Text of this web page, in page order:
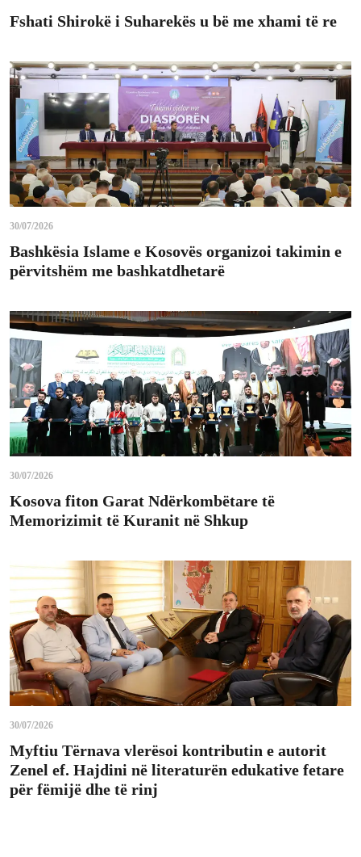
Fshati Shirokë i Suharekës u bë me xhami të re
30/07/2026
Bashkësia Islame e Kosovës organizoi takimin e
përvitshëm me bashkatdhetarë
30/07/2026
Kosova fiton Garat Ndërkombëtare të
Memorizimit të Kuranit në Shkup
30/07/2026
Myftiu Tërnava vlerësoi kontributin e autorit
Zenel ef. Hajdini në literaturën edukative fetare
për fëmijë dhe të rinj